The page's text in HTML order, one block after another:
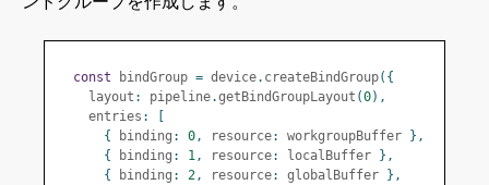
const bindGroup = device. createBindGroup({
    layout
: pipeline.getBindGroupLayout (0),
    entries
:
[
{ binding : 0 , resource: workgroupBuffer },
{ binding : 1 , resource: localBuffer },
{ binding : 2 , resource: globalBuffer },